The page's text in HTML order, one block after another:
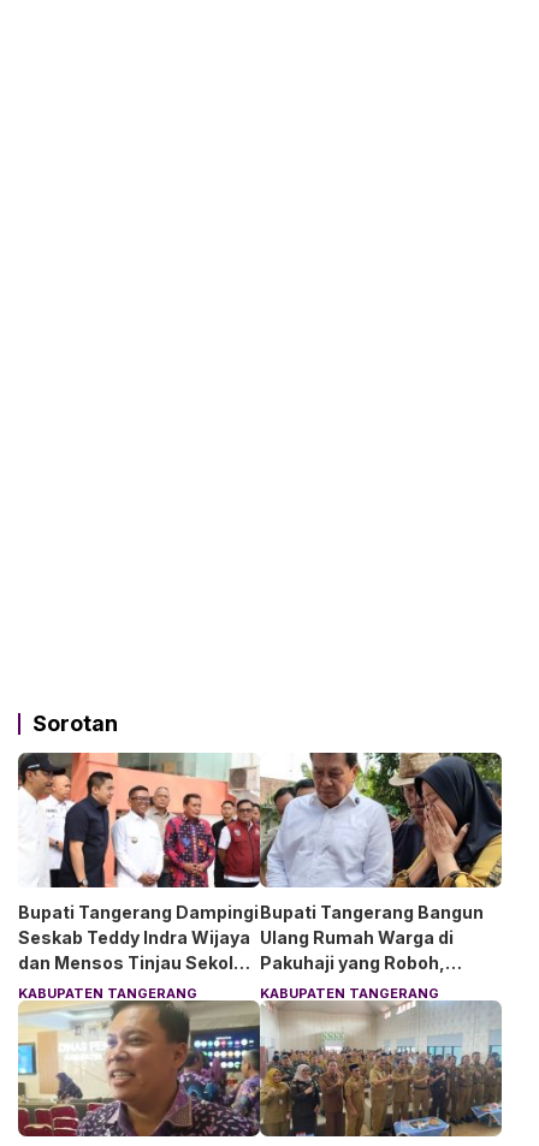
Sorotan
Bupati Tangerang Dampingi
Seskab Teddy Indra Wijaya
dan Mensos Tinjau Sekolah
Rakyat di Curug
KABUPATEN TANGERANG
Bupati Tangerang Bangun
Ulang Rumah Warga di
Pakuhaji yang Roboh,
Pemilik Menangis Haru
KABUPATEN TANGERANG